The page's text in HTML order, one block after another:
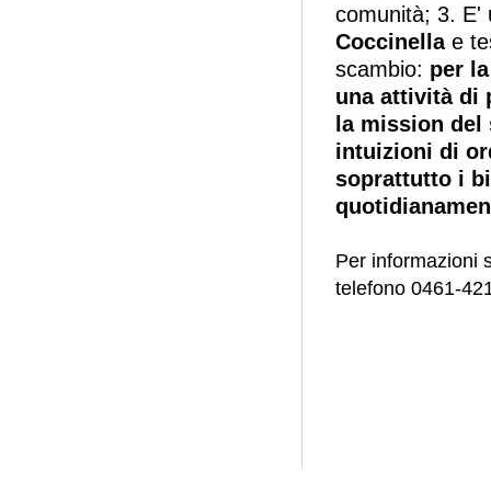
comunità; 3. E'
Coccinellae
scambio: per
una attività di
la mission
intuizioni di
soprattutto i
Per informazioni
telefono 0461-